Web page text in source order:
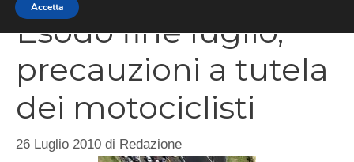
Esodo fine luglio,
precauzioni a tutela
dei motociclisti
26 Luglio 2010 di Redazione
Accetta